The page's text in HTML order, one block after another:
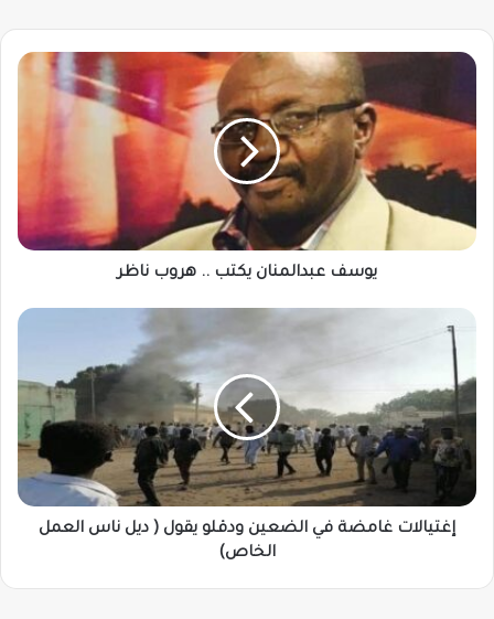
يوسف
..
ناظر
يوسف عبدالمنان يكتب .. هروب ناظر
إغتيالات
غامضة
الضعين
ودقلو
يقول
ناس
العملإغتيالات غامضة في الضعين ودقلو يقول ( ديل ناس العمل
الخاص)